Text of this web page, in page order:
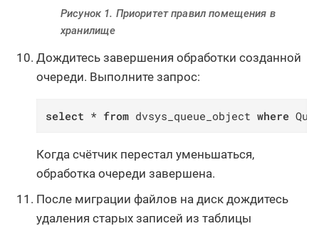
Рисунок 1. Приоритет правил помещения в
хранилище
Дождитесь завершения обработки созданной
очереди. Выполните запрос:
select * from dvsys_queue_object where
Когда счётчик перестал уменьшаться,
обработка очереди завершена.
После миграции файлов на диск дождитесь
удаления старых записей из таблицы